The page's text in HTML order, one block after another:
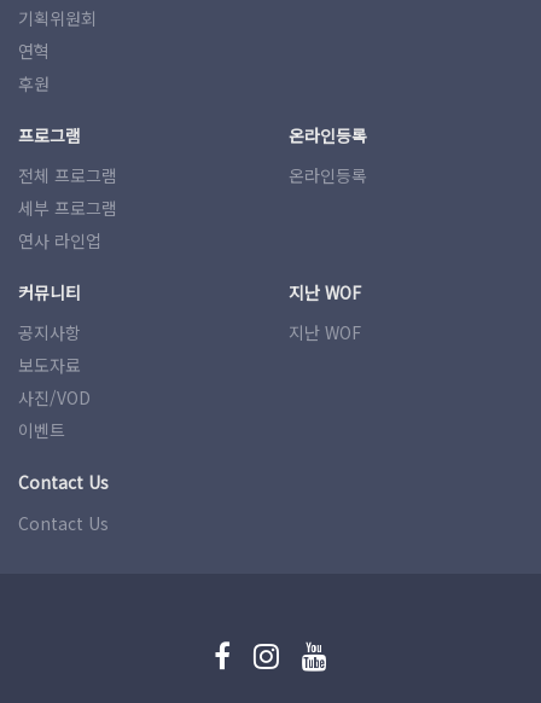
기획위원회
연혁
후원
프로그램
전체 프로그램
세부 프로그램
연사 라인업
온라인등록
온라인등록
커뮤니티
공지사항
보도자료
사진/VOD
이벤트
지난 WOF
지난 WOF
Contact Us
Contact Us